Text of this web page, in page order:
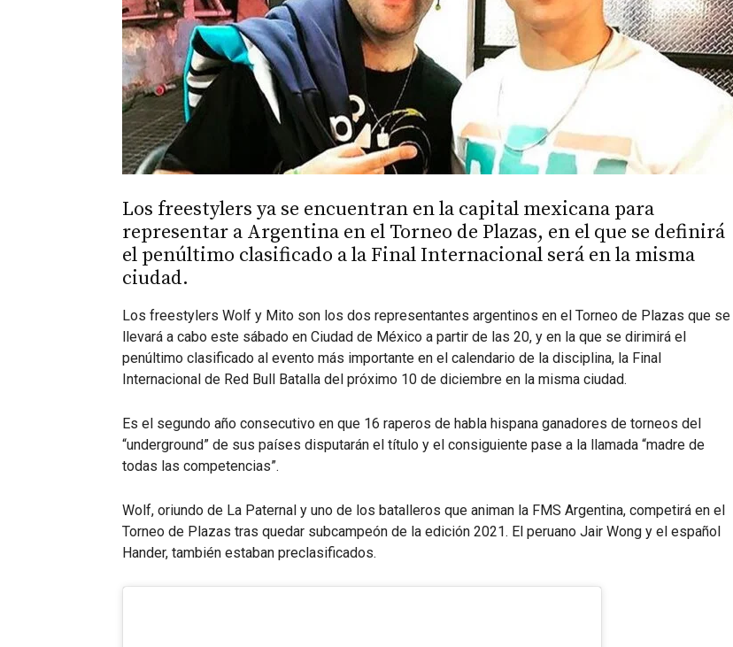
Los freestylers ya se encuentran en la capital mexicana para
representar a Argentina en el Torneo de Plazas, en el que se definirá
el penúltimo clasificado a la Final Internacional será en la misma
ciudad.
Los freestylers Wolf y Mito son los dos representantes argentinos en el Torneo de Plazas que se
llevará a cabo este sábado en Ciudad de México a partir de las 20, y en la que se dirimirá el
penúltimo clasificado al evento más importante en el calendario de la disciplina, la Final
Internacional de Red Bull Batalla del próximo 10 de diciembre en la misma ciudad.
Es el segundo año consecutivo en que 16 raperos de habla hispana ganadores de torneos del
“underground” de sus países disputarán el título y el consiguiente pase a la llamada “madre de
todas las competencias”.
Wolf, oriundo de La Paternal y uno de los batalleros que animan la FMS Argentina, competirá en el
Torneo de Plazas tras quedar subcampeón de la edición 2021. El peruano Jair Wong y el español
Hander, también estaban preclasificados.